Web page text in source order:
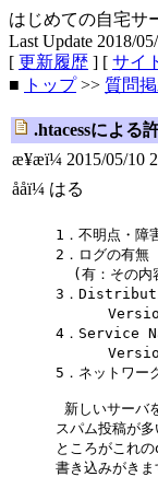
はじめての自宅サ
Last Update 2018/
[ 更新履歴 ] [ サイ
■
トップ>> 質問
.htacessによる
æ¥æï¼ 2015/05/10
ååï¼ はる
1．不明点・障
2．ログの有
(有：その内
3．
Version
4．Service
Version
5．ネットワー
新しいサーバ
スパム投稿が
ところがこれ
書き込みがき